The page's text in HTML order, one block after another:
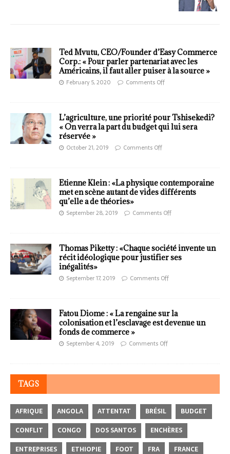
Ted Mvutu, CEO/Founder d’Easy Commerce
Corp.: « Pour parler partenariat avec les
Américains, il faut aller puiser à la source »
February 5, 2020 Comments Off
L’agriculture, une priorité pour Tshisekedi?
« On verra la part du budget qui lui sera
réservée »
October 21, 2019 Comments Off
Etienne Klein : «La physique contemporaine
met en scène autant de vides différents
qu’elle a de théories»
September 28, 2019 Comments Off
Thomas Piketty : «Chaque société invente un
récit idéologique pour justifier ses
inégalités»
September 17, 2019 Comments Off
Fatou Diome : « La rengaine sur la
colonisation et l’esclavage est devenue un
fonds de commerce »
September 4, 2019 Comments Off
TAGS
AFRIQUE ANGOLA ATTENTAT BRÉSIL
BUDGET
CONFLIT
CONGO DOS SANTOS
ENCHÈRES
ENTREPRISES
ETHIOPIE FOOT FRA FRANCE